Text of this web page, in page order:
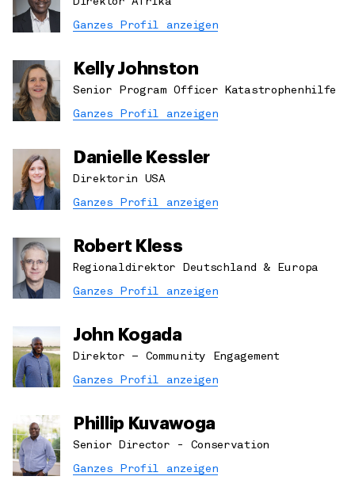
Ganzes Profil anzeigen
Kelly Johnston
Senior Program Officer Katastrophenhilfe
Ganzes Profil anzeigen
Danielle Kessler
Direktorin USA
Ganzes Profil anzeigen
Robert Kless
Regionaldirektor Deutschland & Europa
Ganzes Profil anzeigen
John Kogada
Direktor – Community Engagement
Ganzes Profil anzeigen
Phillip Kuvawoga
Senior Director - Conservation
Ganzes Profil anzeigen